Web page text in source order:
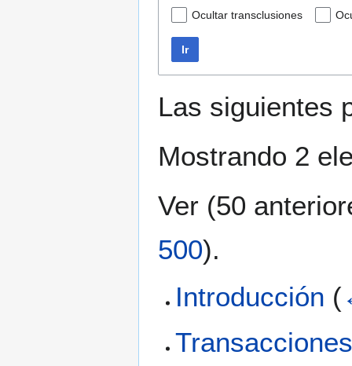
Ocultar transclusiones
Ir
Las siguientes
Mostrando 2
Ver (50
500).
Introducción (